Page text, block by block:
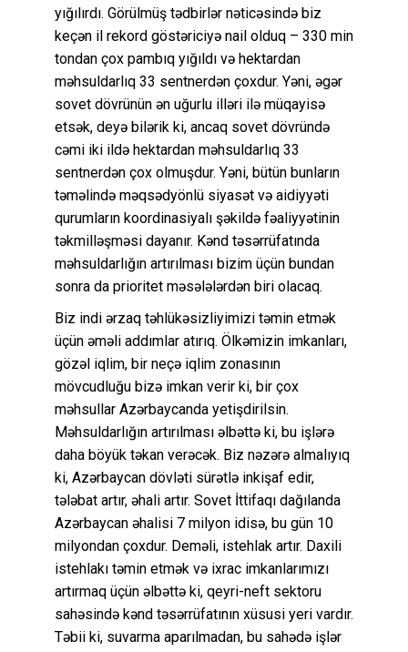
yığılırdı. Görülmüş tədbirlər nəticəsində biz
keçən il rekord göstəriciyə nail olduq – 330 min
tondan çox pambıq yığıldı və hektardan
məhsuldarlıq 33 sentnerdən çoxdur. Yəni, əgər
sovet dövrünün ən uğurlu illəri ilə müqayisə
etsək, deyə bilərik ki, ancaq sovet dövründə
cəmi iki ildə hektardan məhsuldarlıq 33
sentnerdən çox olmuşdur. Yəni, bütün bunların
təməlində məqsədyönlü siyasət və aidiyyəti
qurumların koordinasiyalı şəkildə fəaliyyətinin
təkmilləşməsi dayanır. Kənd təsərrüfatında
məhsuldarlığın artırılması bizim üçün bundan
sonra da prioritet məsələlərdən biri olacaq.
Biz indi ərzaq təhlükəsizliyimizi təmin etmək
üçün əməli addımlar atırıq. Ölkəmizin imkanları,
gözəl iqlim, bir neçə iqlim zonasının
mövcudluğu bizə imkan verir ki, bir çox
məhsullar Azərbaycanda yetişdirilsin.
Məhsuldarlığın artırılması əlbəttə ki, bu işlərə
daha böyük təkan verəcək. Biz nəzərə almalıyıq
ki, Azərbaycan dövləti sürətlə inkişaf edir,
tələbat artır, əhali artır. Sovet İttifaqı dağılanda
Azərbaycan əhalisi 7 milyon idisə, bu gün 10
milyondan çoxdur. Deməli, istehlak artır. Daxili
istehlakı təmin etmək və ixrac imkanlarımızı
artırmaq üçün əlbəttə ki, qeyri-neft sektoru
sahəsində kənd təsərrüfatının xüsusi yeri vardır.
Təbii ki, suvarma aparılmadan, bu sahədə işlər